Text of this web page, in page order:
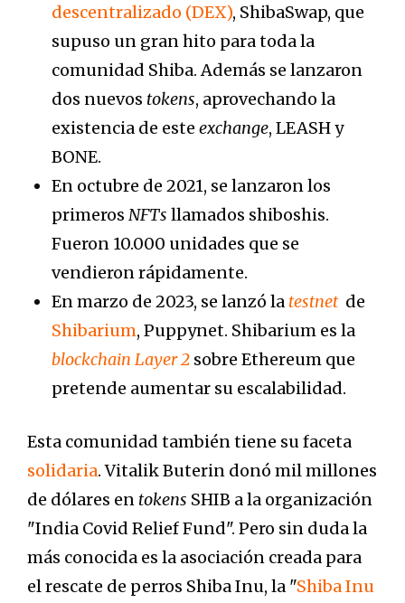
descentralizado (DEX), ShibaSwap, que
supuso un gran hito para toda la
comunidad Shiba. Además se lanzaron
dos nuevos tokens, aprovechando la
existencia de este exchange, LEASH y
BONE.
En octubre de 2021, se lanzaron los
primeros NFTs llamados shiboshis.
Fueron 10.000 unidades que se
vendieron rápidamente.
En marzo de 2023, se lanzó la testnetde
Shibarium, Puppynet. Shibarium es la
blockchain Layer 2 sobre Ethereum que
pretende aumentar su escalabilidad.
Esta comunidad también tiene su faceta
solidaria. Vitalik Buterin donó mil millones
de dólares en tokens SHIB a la organización
"India Covid Relief Fund". Pero sin duda la
más conocida es la asociación creada para
el rescate de perros Shiba Inu, la "Shiba Inu